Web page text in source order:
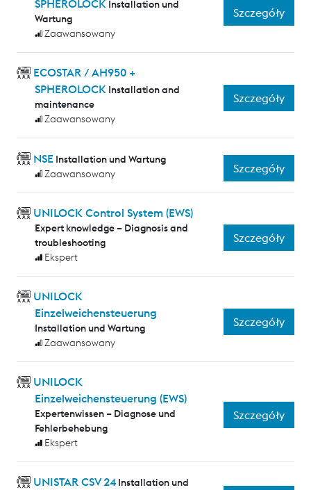
SPHEROLOCK Installation und
Wartung
Zaawansowany
Szczegóły
ECOSTAR / AH950 +
SPHEROLOCK Installation and
maintenance
Zaawansowany
Szczegóły
NSE Installation und Wartung
Zaawansowany
Szczegóły
UNILOCK Control System (EWS)
Expert knowledge – Diagnosis and
troubleshooting
Ekspert
Szczegóły
UNILOCK
Einzelweichensteuerung
Installation und Wartung
Zaawansowany
Szczegóły
UNILOCK
Einzelweichensteuerung (EWS)
Expertenwissen – Diagnose und
Fehlerbehebung
Ekspert
Szczegóły
UNISTAR CSV 24 Installation und